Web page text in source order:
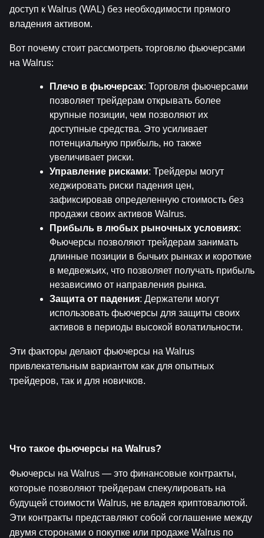
доступ к Walrus (WAL) без необходимости прямого
владения активом.
Вот почему стоит рассмотреть торговлю фьючерсами
на Walrus:
Плечо в фьючерсах: Торговля фьючерсами
позволяет трейдерам открывать более
крупные позиции, чем позволяют их
доступные средства. Это усиливает
потенциальную прибыль, но также
увеличивает риски.
Управление рисками: Трейдеры могут
хеджировать риски падения цен,
зафиксировав определенную стоимость без
продажи своих активов Walrus.
Прибыль в любых рыночных условиях:
Фьючерсы позволяют трейдерам занимать
длинные позиции в бычьих рынках и короткие
в медвежьих, что позволяет получать прибыль
независимо от направления рынка.
Защита от падения: Держатели могут
использовать фьючерсы для защиты своих
активов в периоды высокой волатильности.
Эти факторы делают фьючерсы на Walrus
привлекательным вариантом как для опытных
трейдеров, так и для новичков.
Что такое фьючерсы на Walrus?
Фьючерсы на Walrus — это финансовые контракты,
которые позволяют трейдерам спекулировать на
будущей стоимости Walrus, не владея криптовалютой.
Эти контракты представляют собой соглашение между
двумя сторонами о покупке или продаже Walrus по